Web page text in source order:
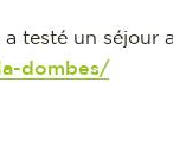
testé un séjour
dombes/